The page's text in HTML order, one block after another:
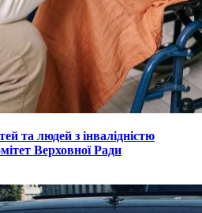
та людей з інвалідністю
Верховної Ради